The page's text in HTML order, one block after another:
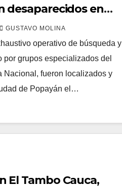
desaparecidos en
occidente del Cauca
GUSTAVO MOLINA
operativo de búsqueda y
por grupos especializados del
Nacional, fueron localizados y
de Popayán el…
El Tambo Cauca,